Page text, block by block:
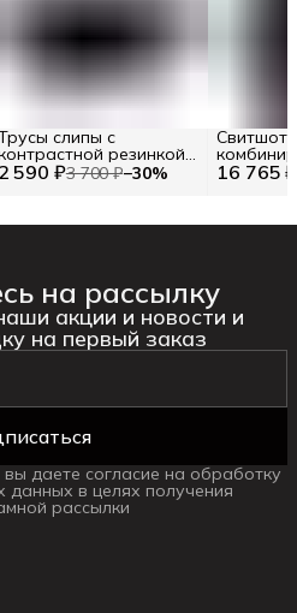
2 590 ₽3 700 ₽−30%
слипы с
резинкой
Emporio Armani 16 765 ₽
Свитшот
ткани
на рассылку
акции и новости и
на первый заказ
даете согласие на обработку
данных в целях получения
рассылки